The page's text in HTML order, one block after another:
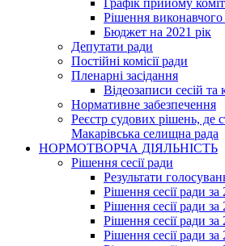
Графік прийому
Рішення виконавчого
Бюджет на 2021 рік
Депутати ради
Постійні комісії ради
Пленарні засідання
Відеозаписи сесій та
Нормативне забезпечення
Реєстр судових рішень, де
Макарівська селищна рада
НОРМОТВОРЧА ДІЯЛЬНІСТЬ
Рішення сесії ради
Результати
Рішення сесії ради за
Рішення сесії ради за
Рішення сесії ради за
Рішення сесії ради за